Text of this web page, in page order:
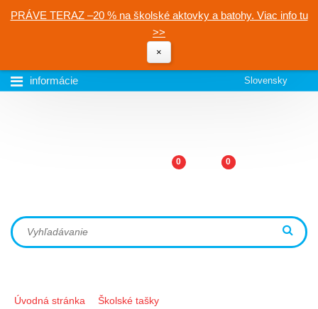
PRÁVE TERAZ –20 % na školské aktovky a batohy. Viac info tu
>>
×
informácie Slovensky
0 0
Úvodná stránka
Školské tašky